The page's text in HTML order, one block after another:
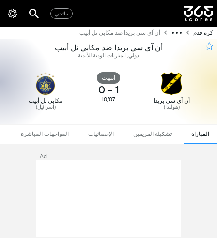
نتائجي
كرة قدم أن آي سي بريدا ضد مكابي تل أبيب
أن آي سي بريدا ضد مكابي تل أبيب
دولي, المباريات الودية للأندية
أن آي سي بريدا
(هولندا)
انتهت
1
-
0
10/07 مكابي تل أبيب
(اسرائيل)
المباراة تشكيلة الفريقين الإحصائيات المواجهات المباشرة
Ad